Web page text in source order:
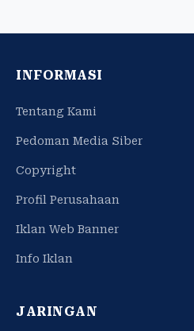
INFORMASI
Tentang Kami
Pedoman Media Siber
Copyright
Profil Perusahaan
Iklan Web Banner
Info Iklan
JARINGAN